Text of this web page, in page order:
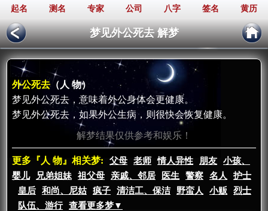
起名 测名 专家 公司 八字 签名 黄历
梦见外公死去 解梦
外公死去（人 物）
梦见外公死去，意味着外公身体会更健康。
梦见外公死去，如果外公生病，则很快会恢复健康。
解梦结果仅供参考和娱乐！
更多『人 物』相关梦: 父母 老师 情人异性 朋友
小孩、
婴儿
兄弟姐妹 祖父母 亲戚、邻居 医生 警察 名人
护士
皇后
和尚、尼姑 疯子 清洁工、保洁 野蛮人 小贩
烈士
队伍、游行
查看更多梦▼